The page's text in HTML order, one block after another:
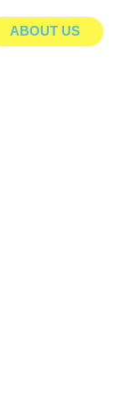
ABOUT US